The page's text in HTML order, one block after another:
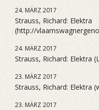
24. MÄRZ 2017
Strauss, Richard: Elektra
(http://
24. MÄRZ 2017
Strauss, Richard: Elektra
23. MÄRZ 2017
Strauss, Richard: Elektra
23. MÄRZ 2017